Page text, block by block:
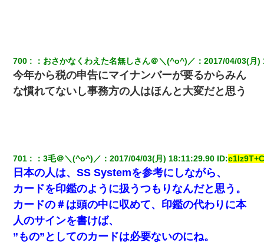
9月に付き合い始めたけどこの、この人と結婚はないわと判断して
別れた。その元彼が交通事故で重体になっているらしく…
嫁の妹（26歳）がずっとウチに泊まりに来た結果→俺がヤバイｗ
ｗｗｗｗｗｗｗ
17年飼っていた犬が亡くなった。鼻水垂らし嗚咽する私に、猫が
近づいて頭突きをしてきて…
700 ： おさかなくわえた名無しさん＠＼(^o^)／ ：2017/04/03(月)
今年から税の申告にマイナンバーが要るからみん
な慣れてないし事務方の人はほんと大変だと思う
701 ：3毛＠＼(^o^)／ ：2017/04/03(月) 18:11:29.90 ID:
日本の人は、SS Systemを参考にしながら、
カードを印鑑のように扱うつもりなんだと思う。
カードの＃は頭の中に収めて、印鑑の代わりに本
人のサインを書けば、
”もの”としてのカードは必要ないのにね。